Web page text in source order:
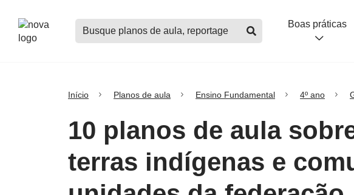
Buscar
planos
cursos
Boas práticas
Início Planos de aula Ensino Fundamental 4º ano
10 planos de aula
terras indígenas e